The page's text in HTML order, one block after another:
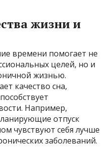
жизни и
времени помогает не
целей, но и
жизнью.
качество сна,
Например,
отпуск
чувствуют себя лучше
заболеваний.